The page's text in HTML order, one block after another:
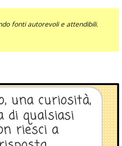
fonti autorevoli e attendibili.